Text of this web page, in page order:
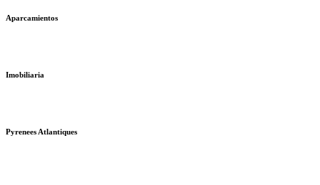
Aparcamientos
Imobiliaria
Pyrenees Atlantiques